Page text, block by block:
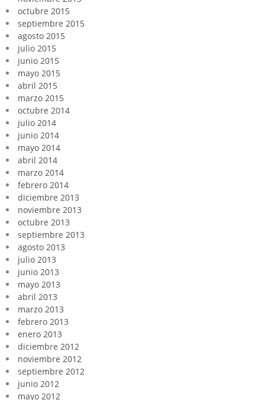
octubre 2015
septiembre 2015
agosto 2015
julio 2015
junio 2015
mayo 2015
abril 2015
marzo 2015
octubre 2014
julio 2014
junio 2014
mayo 2014
abril 2014
marzo 2014
febrero 2014
diciembre 2013
noviembre 2013
octubre 2013
septiembre 2013
agosto 2013
julio 2013
junio 2013
mayo 2013
abril 2013
marzo 2013
febrero 2013
enero 2013
diciembre 2012
noviembre 2012
septiembre 2012
junio 2012
mayo 2012